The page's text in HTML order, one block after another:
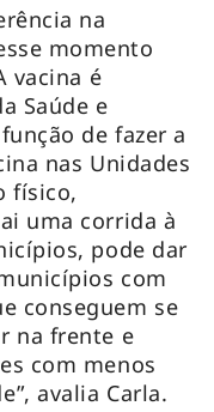
na
momento
vacina é
Saúde e
de fazer a
nas Unidades
físico,
uma corrida à
pode dar
com
conseguem se
na frente e
com menos
avalia Carla.